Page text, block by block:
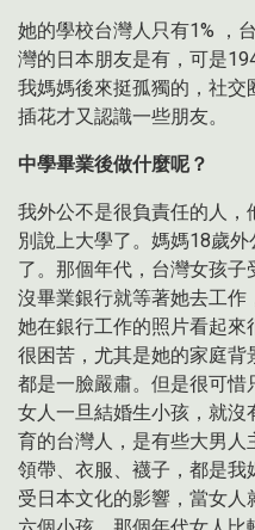
她的學校台灣人只有1% ，
灣的日本朋友是有，可是
我媽媽後來挺孤獨的，社
插花才又認識一些朋友。
中學畢業後做什麼呢？
我外公不是很負責任的人
別說上大學了。媽媽18歲
了。那個年代，台灣女孩
沒畢業銀行就等著她去工
她在銀行工作的照片看起
很困苦，尤其是她的家庭
都是一臉嚴肅。但是很可
女人一旦結婚生小孩，就
育的台灣人，是有些大男人
領帶、衣服、襪子，都是
受日本文化的影響，當女